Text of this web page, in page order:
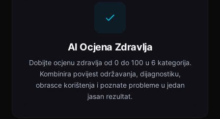
AI Ocjena Zdravlja
Dobijte ocjenu zdravlja od 0 do 100 u 6 kategorija.
Kombinira povijest održavanja, dijagnostiku,
obrasce korištenja i poznate probleme u jedan
jasan rezultat.